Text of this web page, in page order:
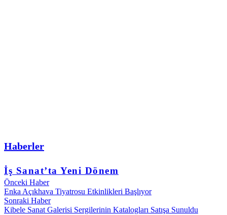
Haberler
İş Sanat’ta Yeni Dönem
Önceki Haber
Enka Açıkhava Tiyatrosu Etkinlikleri Başlıyor
Sonraki Haber
Kibele Sanat Galerisi Sergilerinin Katalogları Satışa Sunuldu